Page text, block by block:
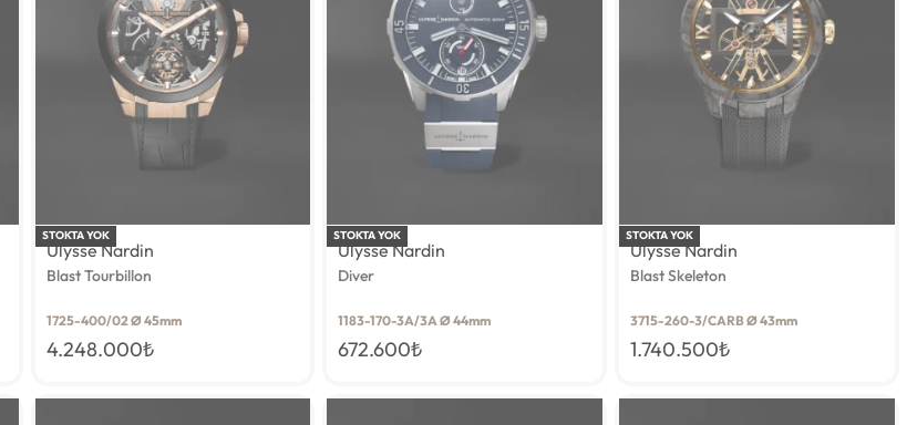
STOKTA YOK
Ulysse Nardin
Blast Tourbillon
1725-400/02 Ø 45mm
4.248.000₺
STOKTA YOK
Ulysse Nardin
Diver
1183-170-3A/3A Ø 44mm
672.600₺
STOKTA YOK
Ulysse Nardin
Blast Skeleton
3715-260-3/CARB Ø 43mm
1.740.500₺